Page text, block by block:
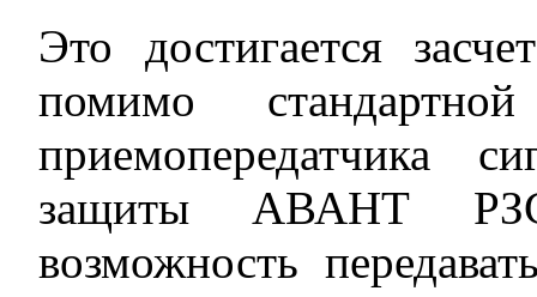
Это достигается
помимо
приемопередатчика
защиты АВАНТ
возможность